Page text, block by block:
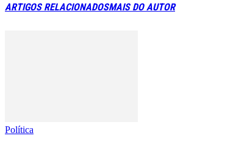
ARTIGOS RELACIONADOSMAIS DO AUTOR
Política